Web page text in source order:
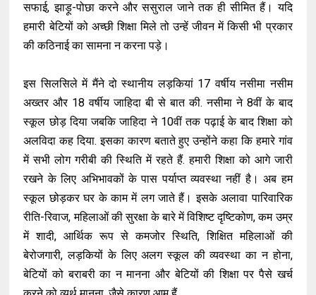
सफाई, झाड़ू-पोछा करने और ससुराल जाने तक ही सीमित हैं। यदि
हमारी बेटियों को अच्छी शिक्षा मिले तो उन्हें जीवन में किसी भी प्रकार
की कठिनाई का सामना न करना पड़े।
इस सिलसिले में मैंने दो स्थानीय लड़कियां 17 वर्षीय नसीमा नसीम
अख्तर और 18 वर्षीय जाहिदा बी से बात की. नसीमा ने 8वीं के बाद
स्कूल छोड़ दिया जबकि जाहिदा ने 10वीं तक पढ़ाई के बाद शिक्षा को
अलविदा कह दिया. इसका कारण बताते हुए उन्होंने कहा कि हमारे गांव
में सभी लोग गरीबी की स्थिति में रहते हैं. हमारी शिक्षा को आगे जारी
रखने के लिए अभिभावकों के पास पर्याप्त व्यवस्था नहीं है। अब हम
स्कूल छोड़कर घर के काम में लग जाते हैं। इसके अलावा पारिवारिक
रीति-रिवाज, महिलाओं की सुरक्षा के बारे में विशिष्ट दृष्टिकोण, कम उम्र
में शादी, आर्थिक रूप से कमजोर स्थिति, शिक्षित महिलाओं की
बेरोजगारी, लड़कियों के लिए अलग स्कूल की व्यवस्था का न होना,
बेटियों को बराबरी का न मानना और बेटियों की शिक्षा पर पैसे खर्च